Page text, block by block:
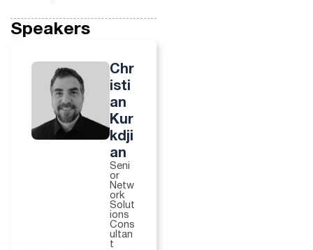
Speakers
Chr
isti
an
Kur
kdji
an
Seni
or
Netw
ork
Solut
ions
Cons
ultan
t